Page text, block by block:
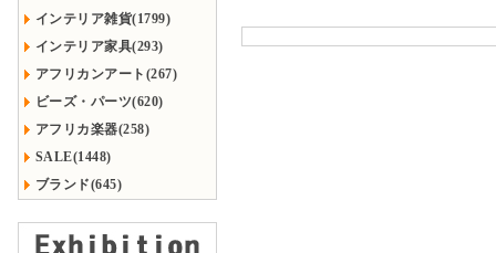
インテリア雑貨(1799)
インテリア家具(293)
アフリカンアート(267)
ビーズ・パーツ(620)
アフリカ楽器(258)
SALE(1448)
ブランド(645)